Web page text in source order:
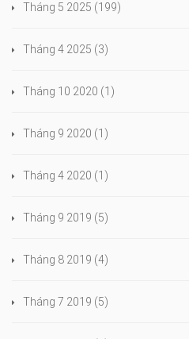
Tháng 5 2025 (199)
Tháng 4 2025 (3)
Tháng 10 2020 (1)
Tháng 9 2020 (1)
Tháng 4 2020 (1)
Tháng 9 2019 (5)
Tháng 8 2019 (4)
Tháng 7 2019 (5)